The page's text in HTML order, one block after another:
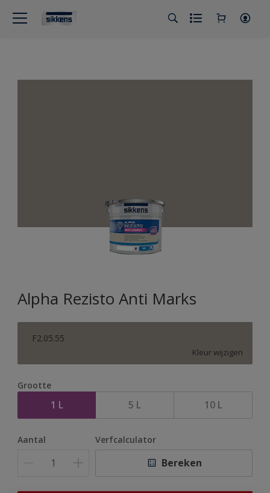
Alpha Rezisto Anti Marks
F2.05.55
Kleur wijzigen
Grootte
1 L 5 L 10 L
Aantal Verfcalculator
Bereken